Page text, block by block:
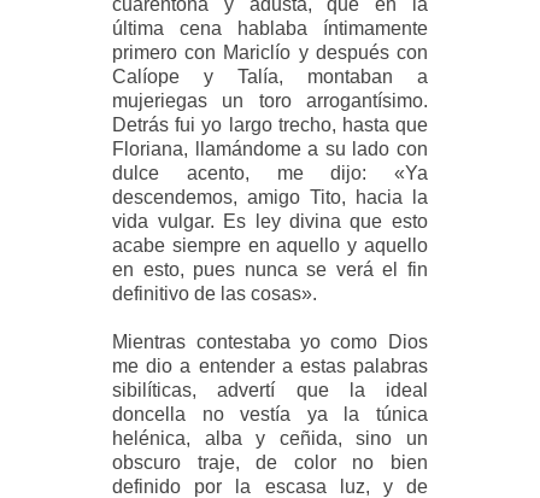
última cena hablaba íntimamente
primero con Mariclío y después con
Calíope y Talía, montaban a
mujeriegas un toro arrogantísimo.
Detrás fui yo largo trecho, hasta que
Floriana, llamándome a su lado con
dulce acento, me dijo: «Ya
descendemos, amigo Tito, hacia la
vida vulgar. Es ley divina que esto
acabe siempre en aquello y aquello
en esto, pues nunca se verá el fin
definitivo de las cosas».
Mientras contestaba yo como Dios
me dio a entender a estas palabras
sibilíticas, advertí que la ideal
doncella no vestía ya la túnica
helénica, alba y ceñida, sino un
obscuro traje, de color no bien
definido por la escasa luz, y de